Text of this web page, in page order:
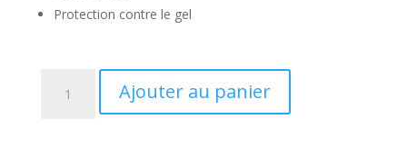
Protection contre le gel
Ajouter au panier